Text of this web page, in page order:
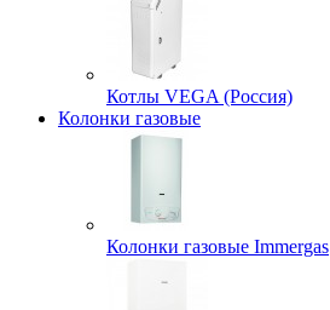
Котлы VEGA (Россия)
Колонки газовые
Колонки газовые Immergas